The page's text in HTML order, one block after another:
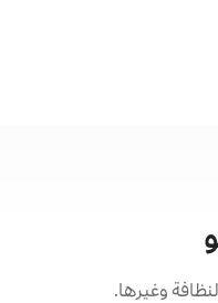
وغيرها.